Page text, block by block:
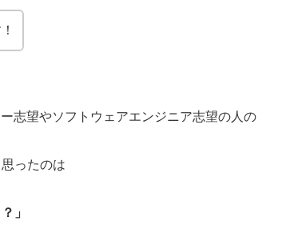
志望やソフトウェアエンジニア志望の人の
ったのは
」